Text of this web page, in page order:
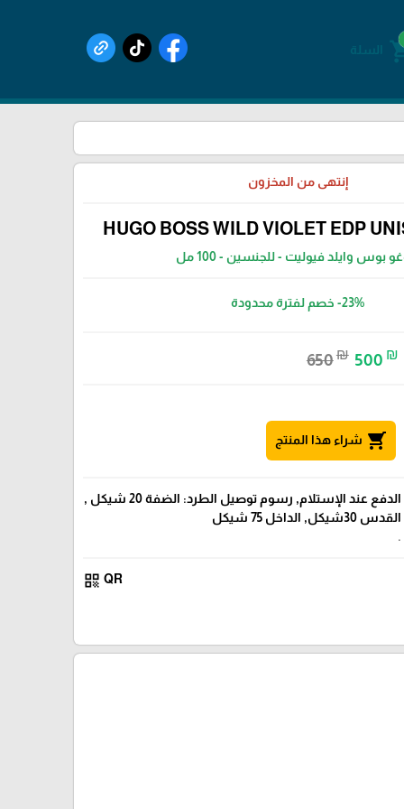
السلة
إنتهى من المخزون
HUGO BOSS WILD VIOLET EDP
بوس وايلد فيوليت - للجنسين - 100 مل
-23%خصم لفترة محدودة
650₪ 500 ₪
shopping_cart شراء هذا المنتج
الدفع عند الإستلام, رسوم توصيل الطرد: الضفة 20 شيكل ,
القدس 30شيكل, الداخل 75 شيكل
.
QR
qr_code